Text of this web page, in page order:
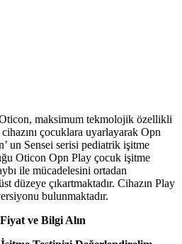
maksimum tekmolojik özellikli
çocuklara uyarlayarak Opn
un Sensei serisi pediatrik işitme
Oticon Opn Play çocuk işitme
ile mücadelesini ortadan
düzeye çıkartmaktadır. Cihazın Play
bulunmaktadır.
ve Bilgi Alın